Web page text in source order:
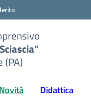
(PA)
Novità Didattica